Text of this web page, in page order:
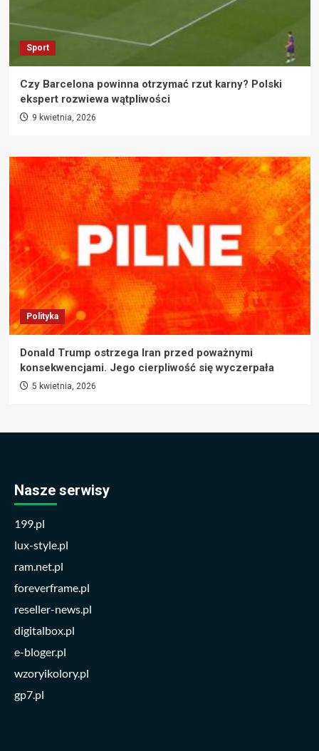
Sport
Czy Barcelona powinna otrzymać rzut karny? Polski
ekspert rozwiewa wątpliwości
9 kwietnia, 2026
Polityka
Donald Trump ostrzega Iran przed poważnymi
konsekwencjami. Jego cierpliwość się wyczerpała
5 kwietnia, 2026
Nasze serwisy
199.pl
lux-style.pl
ram.net.pl
foreverframe.pl
reseller-news.pl
digitalbox.pl
e-bloger.pl
wzoryikolory.pl
gp7.pl